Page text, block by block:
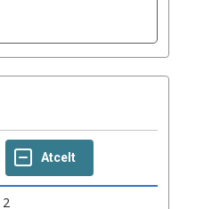
2